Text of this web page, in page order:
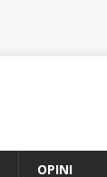
OPINI